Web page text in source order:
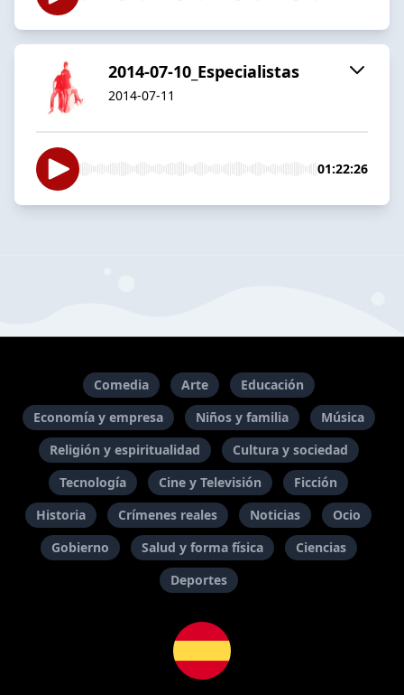
2014-07-10_Especialistas
2014-07-11
01:22:26
Comedia Arte
Educación
Economía y empresa
Niños y familia
Música
Religión y espiritualidad
Cultura y sociedad
Tecnología
Cine y Televisión
Ficción
Historia
Crímenes reales Noticias
Ocio
Gobierno
Salud y forma física
Ciencias
Deportes